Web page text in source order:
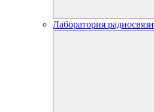
Лаборатория радиосвязи